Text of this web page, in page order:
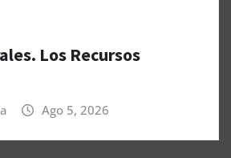
Los Recursos
Ago 5, 2026